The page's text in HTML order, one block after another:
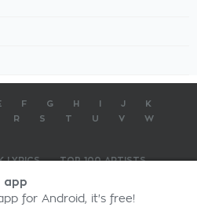
F G H J
K
R S T U V
W
LYRICS
TOP 100 ARTISTS
- All Rights ReservedPrivacy Policy
app
for Android, it's free!